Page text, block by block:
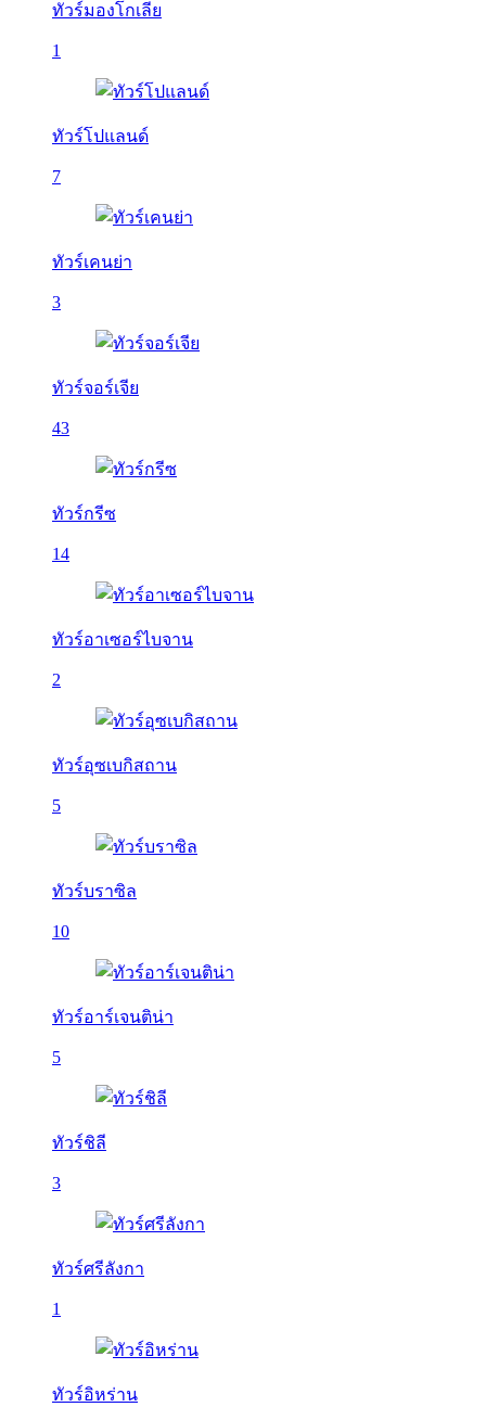
ทัวร์มองโกเลีย
1
ทัวร์โปแลนด์
7
ทัวร์เคนย่า
3
ทัวร์จอร์เจีย
43
ทัวร์กรีซ
14
ทัวร์อาเซอร์ไบจาน
2
ทัวร์อุซเบกิสถาน
5
ทัวร์บราซิล
10
ทัวร์อาร์เจนติน่า
5
ทัวร์ชิลี
3
ทัวร์ศรีลังกา
1
ทัวร์อิหร่าน